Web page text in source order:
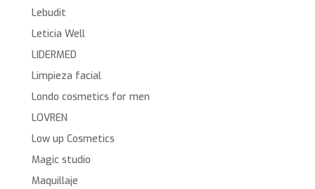
Lebudit
Leticia Well
LIDERMED
Limpieza facial
Londo cosmetics for men
LOVREN
Low up Cosmetics
Magic studio
Maquillaje